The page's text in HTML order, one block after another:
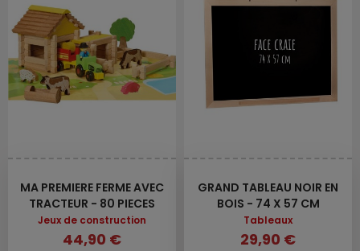
MA PREMIERE FERME AVEC
TRACTEUR - 80 PIECES
Jeux de construction
44,90 €
GRAND TABLEAU NOIR EN
BOIS - 74 X 57 CM
Tableaux
29,90 €